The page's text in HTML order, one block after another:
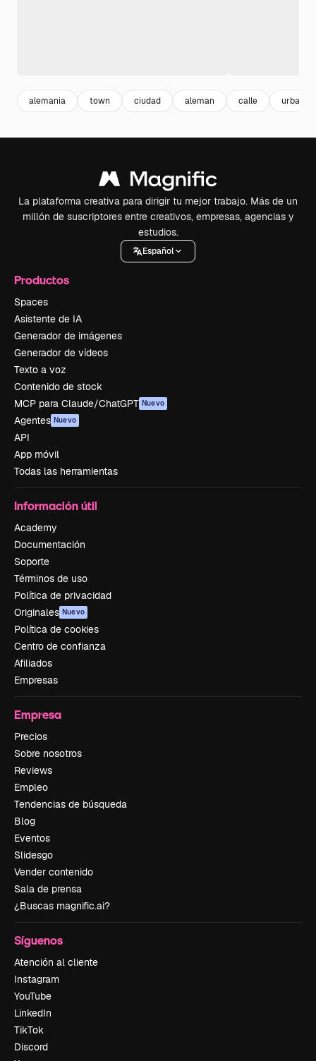
alemania town ciudad aleman calle
La plataforma creativa para dirigir tu mejor trabajo. Más de un
millón de suscriptores entre creativos, empresas, agencias y
estudios.
Español
Productos
Spaces
Asistente de IA
Generador de imágenes
Generador de vídeos
Texto a voz
Contenido de stock
MCP para Claude/ChatGPT Nuevo
Agentes Nuevo
API
App móvil
Todas las herramientas
Información útil
Academy
Documentación
Soporte
Términos de uso
Política de privacidad
Originales Nuevo
Política de cookies
Centro de confianza
Afiliados
Empresas
Empresa
Precios
Sobre nosotros
Reviews
Empleo
Tendencias de búsqueda
Blog
Eventos
Slidesgo
Vender contenido
Sala de prensa
¿Buscas magnific.ai?
Síguenos
Atención al cliente
Instagram
YouTube
LinkedIn
TikTok
Discord